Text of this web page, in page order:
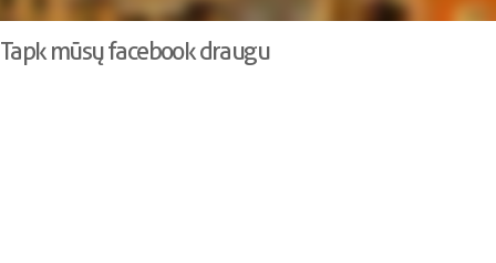
Tapk mūsų facebook draugu